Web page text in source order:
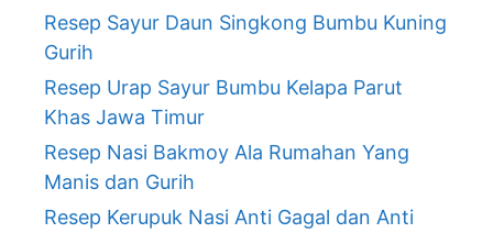
Resep Sayur Daun Singkong Bumbu Kuning
Gurih
Resep Urap Sayur Bumbu Kelapa Parut
Khas Jawa Timur
Resep Nasi Bakmoy Ala Rumahan Yang
Manis dan Gurih
Resep Kerupuk Nasi Anti Gagal dan Anti